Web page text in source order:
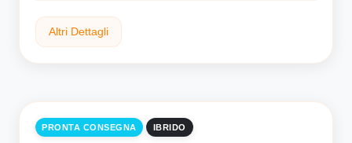
Altri Dettagli
PRONTA CONSEGNA IBRIDO
Tipo carburante